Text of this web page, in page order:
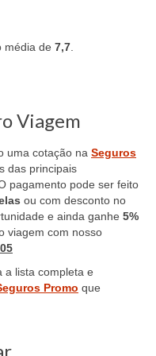
média de 7,7
Viagem
uma cotação na Seguros
das principais
pagamento pode ser feito
ou com desconto no
e ainda ganhe 5%
viagem com nosso
a lista completa e
Promo que